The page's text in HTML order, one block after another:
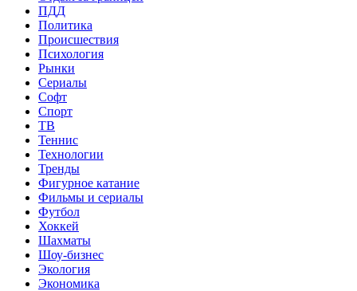
ПДД
Политика
Происшествия
Психология
Рынки
Сериалы
Софт
Спорт
ТВ
Теннис
Технологии
Тренды
Фигурное катание
Фильмы и сериалы
Футбол
Хоккей
Шахматы
Шоу-бизнес
Экология
Экономика